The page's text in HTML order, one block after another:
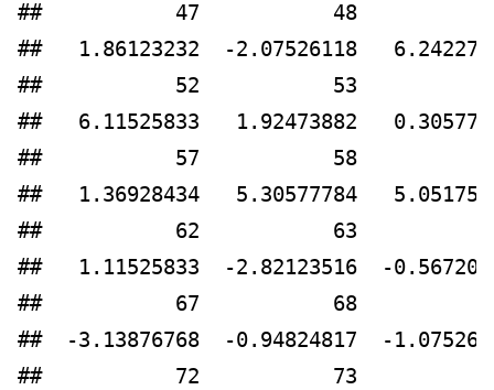
##           47           48
##   1.86123232  -2.07526118
##           52           53
##   6.11525833   1.92473882
##           57           58
##   1.36928434   5.30577784
##           62           63
##   1.11525833  -2.82123516  -
##           67           68
##  -3.13876768  -0.94824817  -
##           72           73